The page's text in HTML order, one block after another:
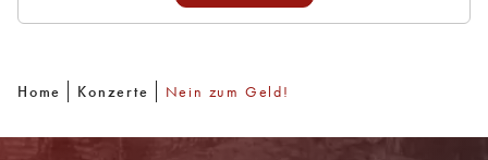
Home Konzerte Nein zum Geld!